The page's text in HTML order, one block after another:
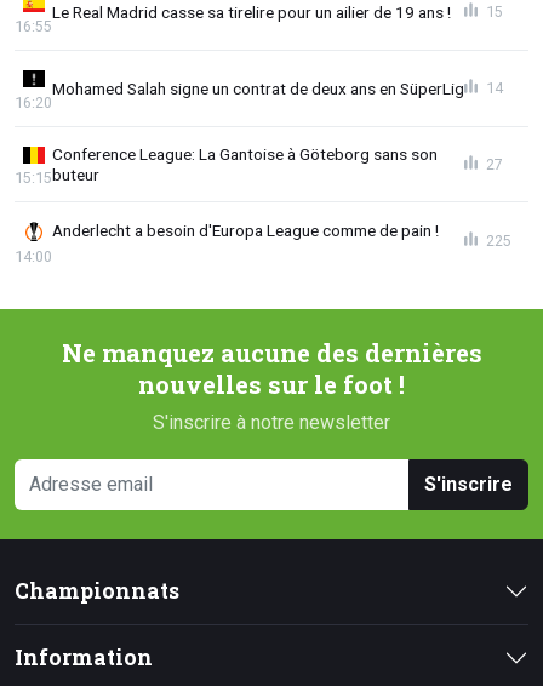
Le Real Madrid casse sa tirelire pour un ailier de 19 ans !
16:55
15
Mohamed Salah signe un contrat de deux ans en SüperLig
16:20
14
Conference League: La Gantoise à Göteborg sans son
buteur
15:15
27
Anderlecht a besoin d'Europa League comme de pain !
14:00
225
Ne manquez aucune des dernières
nouvelles sur le foot !
S'inscrire à notre newsletter
S'inscrire
Championnats
Information